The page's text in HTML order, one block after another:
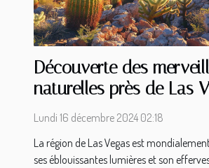
Découverte des
naturelles près de Las
excursion de luxe
Lundi 16 décembre 2024 02:18
La région de Las Vegas est
ses éblouissantes lumières et son